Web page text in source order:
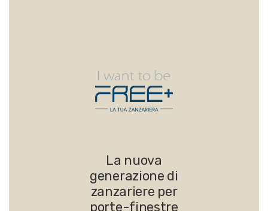
La nuova
generazione di
zanzariere per
porte-finestre